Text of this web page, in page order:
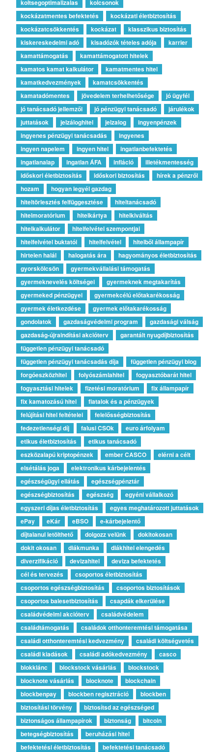
koltsegoptimalizalas
kolcsonok
kockázatmentes befektetés
kockázati életbiztosítás
kockázatcsökkentés
kockázat
klasszikus biztosítás
kiskereskedelmi adó
kisadózók tételes adója
karrier
kamattámogatás
kamattámogatott hitelek
kamatos kamat kalkulátor
kamatmentes hitel
kamatkedvezmények
kamatcsökkentés
kamatadómentes
jövedelem terhelhetősége
jó ügyfél
jó tanácsadó jellemzői
jó pénzügyi tanácsadó
járulékok
juttatások
jelzáloghitel jelzalog
ingyenpénzek
ingyenes pénzügyi tanácsadás
ingyenes
ingyen napelem
ingyen hitel
ingatlanbefektetés
ingatlanalap
ingatlan ÁFA infláció
illetékmentesség
időskori életbiztosítás
időskori biztosítás
hírek a pénzről
hozam
hogyan legyél gazdag
hiteltörlesztés felfüggesztése
hiteltanácsadó
hitelmoratórium
hitelkártya
hitelkiváltás
hitelkalkulátor
hitelfelvétel szempontjai
hitelfelvétel buktatói
hitelfelvétel
hitelből állampapír
hirtelen halál
halogatás ára
hagyományos életbiztosítás
gyorskölcsön
gyermekvállalási támogatás
gyermeknevelés költségei
gyermeknek megtakarítás
gyermeked pénzügyei
gyermekcélú előtakarékosság
gyermek életkezdése
gyermek előtakarékosság
gondolatok
gazdaságvédelmi program
gazdasági válság
gazdaság-újraindítási akcióterv
garantált nyugdíjbiztosítás
független pénzügyi tanácsadó
független pénzügyi tanácsadás díja
független pénzügyi blog
forgóeszközhitel
folyószámlahitel
fogyasztóbarát hitel
fogyasztási hitelek
fizetési moratórium
fix állampapír
fix kamatozású hitel
fiatalok és a pénzügyek
felújítási hitel feltételei
felelősségbiztosítás
fedezetlenségi díj
falusi CSOk
euro árfolyam
etikus életbiztosítás
etikus tanácsadó
eszközalapú kriptopénzek
ember CASCO
elérni a célt
elsétálás joga
elektronikus kárbejelentés
egészségügyi ellátás
egészségpénztár
egészségbiztosítás
egészség
egyéni vállalkozó
egyszeri díjas életbiztosítás
egyes meghatározott juttatások
ePay
eKár eBSO
e-kárbejelentő
díjtalanul letölthető
dolgozz velünk
dokitokosan
dokit okosan
diákmunka
diákhitel elengedés
diverzifikáció
devizahitel
deviza befektetés
cél és tervezés
csoportos életbiztosítás
csoportos egészségbiztosítás
csoportos biztosítások
csoportos balesetbiztosítás
csapdák elkerülése
családvédelmi akcióterv
családvédelem
családtámogatás
családok otthonteremtési támogatása
családi otthonteremtési kedvezmény
családi költségvetés
családi kiadások
családi adókedvezmény
casco
blokklánc
blockstock vásárlás
blockstock
blocknote vásárlás
blocknote
blockchain
blockbenpay
blockben regisztráció
blockben
biztosítási törvény
biztosítsd az egészséged
biztonságos állampapírok
biztonság
bitcoin
betegségbiztosítás
beruházási hitel
befektetési életbiztosítás
befektetési tanácsadó